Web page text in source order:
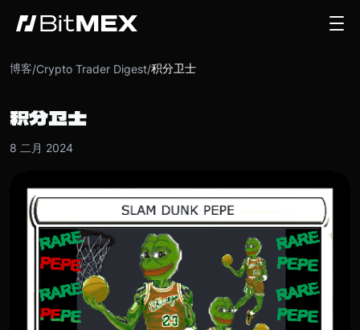
博客/Crypto Trader Digest/积分卫士
积分卫士
8 二月 2024